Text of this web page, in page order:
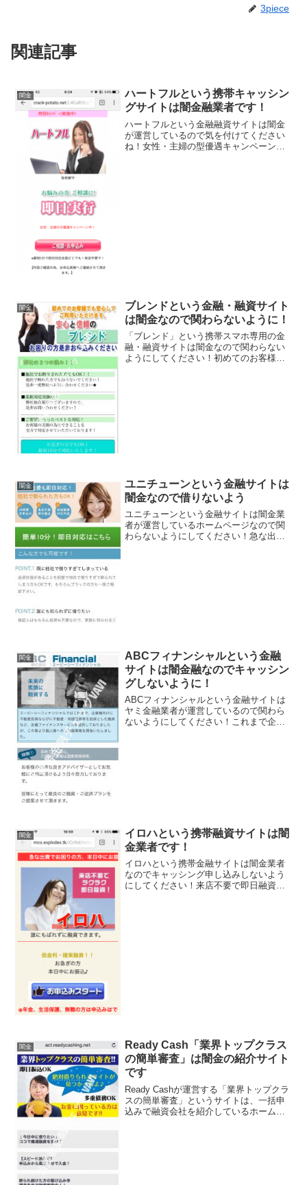
3piece
関連記事
闇金
ハートフルという携帯キャッシン
グサイトは闇金融業者です！
ハートフルという金融融資サイトは闇金
が運営しているので気を付けてください
ね！女性・主婦の型優遇キャンペーン、
闇金
ブレンドという金融・融資サイト
は闇金なので関わらないように！
「ブレンド」という携帯スマホ専用の金
融・融資サイトは闇金なので関わらない
ようにしてください！初めてのお客様で
闇金
ユニチューンという金融サイトは
闇金なので借りないよう
ユニチューンという金融サイトは闇金業
者が運営しているホームページなので関
わらないようにしてください！急な出費
闇金
ABCフィナンシャルという金融
サイトは闇金融なのでキャッシン
グしないように！
ABCフィナンシャルという金融サイトは
ヤミ金融業者が運営しているので関わら
ないようにしてください！これまで企業
闇金
イロハという携帯融資サイトは闇
金業者です！
イロハという携帯金融サイトは闇金業者
なのでキャッシング申し込みしないよう
にしてください！来店不要で即日融資、
闇金
Ready Cash「業界トップクラス
の簡単審査」は闇金の紹介サイト
です
Ready Cashが運営する「業界トップクラ
スの簡単審査」というサイトは、一括申
込みで融資会社を紹介しているホームペ